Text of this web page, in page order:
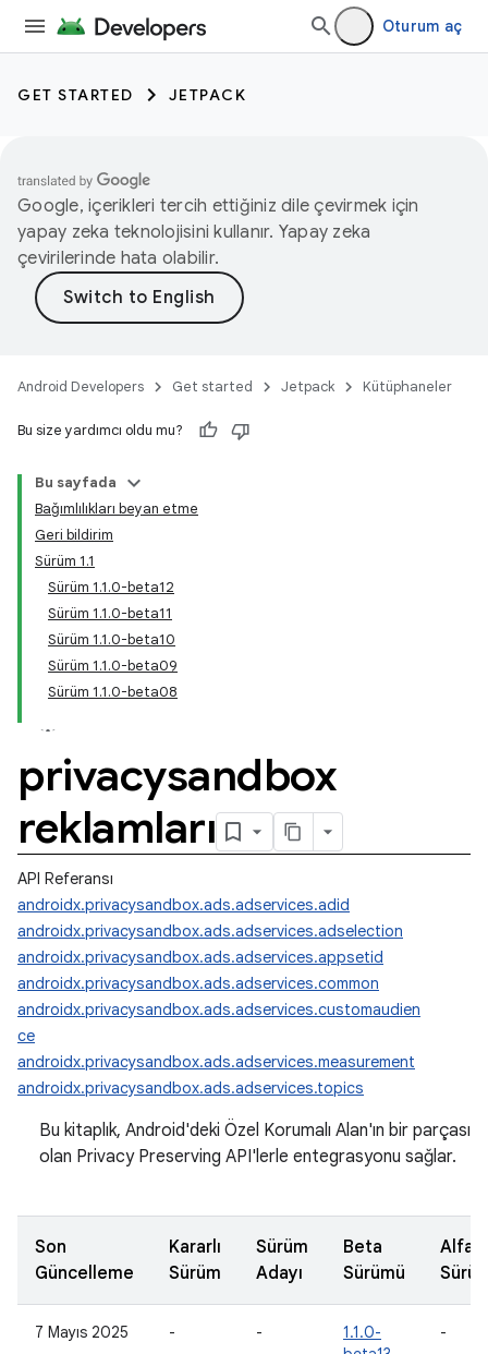
Oturum aç
GET STARTED JETPACK
Google, içerikleri tercih ettiğiniz dile çevirmek için
yapay zeka teknolojisini kullanır. Yapay zeka
çevirilerinde hata olabilir.
Android Developers Get started Jetpack Kütüphaneler
Bu size yardımcı oldu mu?
Bu sayfada
Bağımlılıkları beyan etme
Geri bildirim
Sürüm 1.1
Sürüm 1.1.0-beta12
Sürüm 1.1.0-beta11
Sürüm 1.1.0-beta10
Sürüm 1.1.0-beta09
Sürüm 1.1.0-beta08
privacysandbox
reklamları
API Referansı
androidx.privacysandbox.ads.adservices.adid
androidx.privacysandbox.ads.adservices.adselection
androidx.privacysandbox.ads.adservices.appsetid
androidx.privacysandbox.ads.adservices.common
androidx.privacysandbox.ads.adservices.customaudien
ce
androidx.privacysandbox.ads.adservices.measurement
androidx.privacysandbox.ads.adservices.topics
Bu kitaplık, Android'deki Özel Korumalı Alan'ın bir parçası
olan Privacy Preserving API'lerle entegrasyonu sağlar.
Son
Güncelleme
Kararlı
Sürüm
Sürüm
Adayı
Beta
Sürümü
Alfa
7 Mayıs 2025 - -
1.1.0-
-